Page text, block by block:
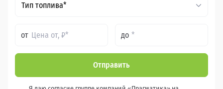
Тип топлива*
от до
Отправить